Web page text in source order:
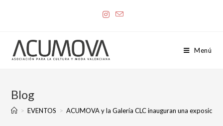
Menú
Blog
> EVENTOS > ACUMOVA y la Galería CLC inauguran una